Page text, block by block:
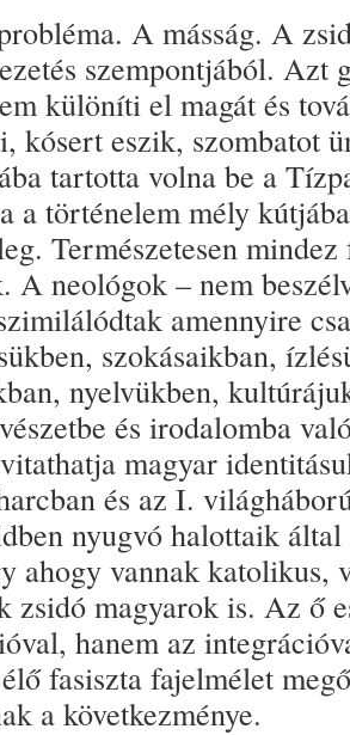
A másság. A
szempontjából. Azt
különíti el magát és
kósert eszik, szombatot
tartotta volna be a
a történelem mély
Természetesen
A neológok – nem
amennyire
szokásaikban,
nyelvükben,
és irodalomba
magyar
és az I.
nyugvó halottaik
ahogy vannak katolikus,
zsidó magyarok is. Az ő
hanem az
fasiszta fajelmélet
a következménye.